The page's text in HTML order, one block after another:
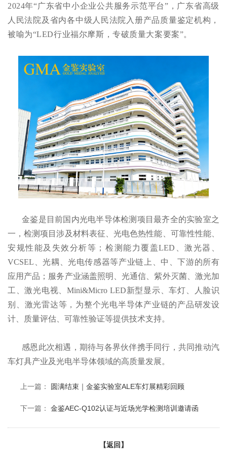
2024年“广东省中小企业公共服务示范平台”，广东省高级
人民法院及省内各中级人民法院入册产品质量鉴定机构，
被喻为“LED行业福尔摩斯，专破质量大案要案”。
金鉴是目前国内光电半导体检测项目最齐全的实验室之
一，检测项目涉及材料表征、光电色热性能、可靠性性能、
安规性能及失效分析等；检测能力覆盖LED、激光器、
VCSEL、光耦、光电传感器等产业链上、中、下游的所有
应用产品；服务产业涵盖照明、光通信、紫外灭菌、激光加
工、激光电视、Mini&Micro LED新型显示、车灯、人脸识
别、激光雷达等，为整个光电半导体产业链的产品研发设
计、质量评估、可靠性验证等提供技术支持。
感恩此次相遇，期待与各界伙伴携手同行，共同推动汽
车灯具产业及光电半导体领域的高质量发展。
上一篇： 圆满结束｜金鉴实验室ALE车灯展精彩回顾
下一篇： 金鉴AEC-Q102认证与近场光学检测培训邀请函
【返回】